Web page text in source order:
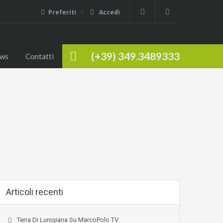
Preferiti Accedi
(+39) 349.3489333
Contatti
Articoli recenti
Terra Di Lunigiana Su MarcoPolo TV